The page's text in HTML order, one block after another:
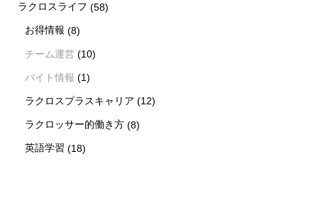
ラクロスライフ (58)
お得情報 (8)
チーム運営 (10)
バイト情報 (1)
ラクロスプラスキャリア (12)
ラクロッサー的働き方 (8)
英語学習 (18)